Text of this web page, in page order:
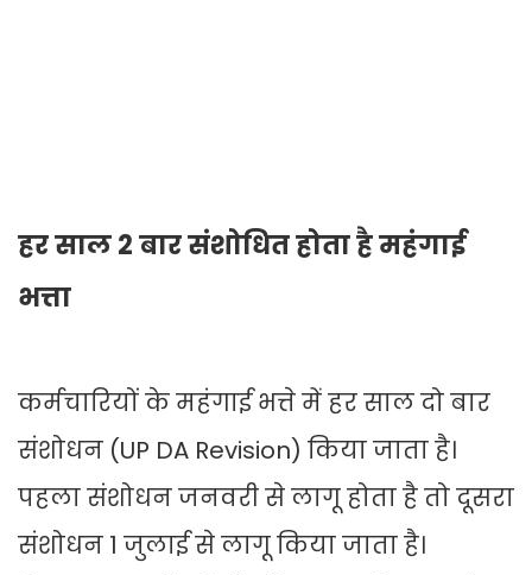
हर साल 2 बार संशोधित होता है महंगाई
भत्ता
कर्मचारियों के महंगाई भत्ते में हर साल दो बार
संशोधन (UP DA Revision) किया जाता है।
पहला संशोधन जनवरी से लागू होता है तो दूसरा
संशोधन 1 जुलाई से लागू किया जाता है।